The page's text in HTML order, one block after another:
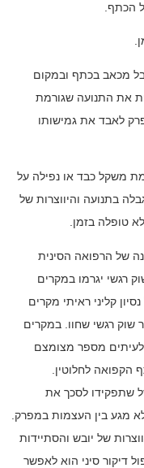
הכתף.
מכאב בכתף ובמקום
את התנועה שגורמת
לאבד את גמישותו
משקל כבד או נפילה על
בתנועה והיווצרות של
טופלה בזמן.
של הרפואה הסינית
רגשי יגרמו במקרים
קליני ראיתי מקרים
רגשי שחוו. במקרים
ולעיתים מספר מצומצם
הקפואה לחלוטין.
שתפקידו לסכך את
מגע בין העצמות במפרק.
של יובש והסתיידות
דיקור סיני הוא לאפשר